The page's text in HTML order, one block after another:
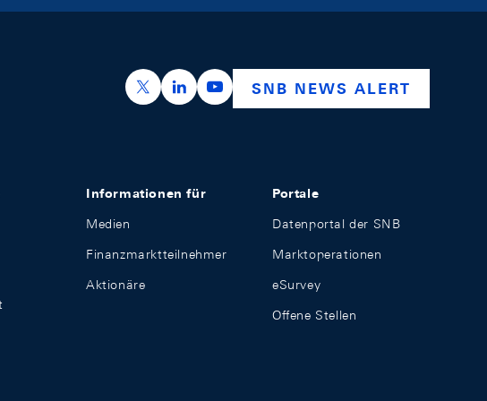
https://x.com/snb_bns
https://ch.linkedin.com/company/swiss-
https://www.youtube.com/
SNB NEWS ALERT
Informationen für
Medien
Finanzmarktteilnehmer
Aktionäre
Portale
Datenportal der SNB
Marktoperationen
eSurvey
Offene Stellen